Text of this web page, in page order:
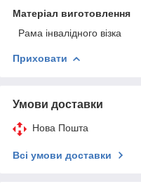
Матеріал виготовлення
Рама інвалідного візка
Приховати
Умови доставки
Нова Пошта
Всі умови доставки